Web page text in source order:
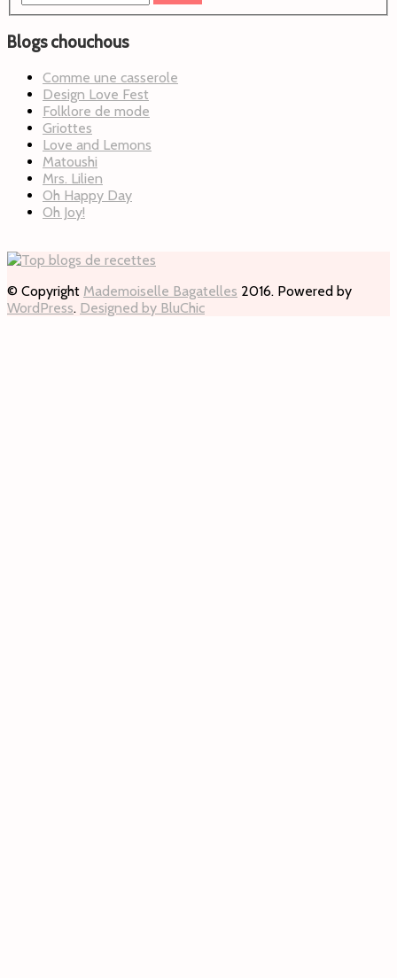
Blogs chouchous
Comme une casserole
Design Love Fest
Folklore de mode
Griottes
Love and Lemons
Matoushi
Mrs. Lilien
Oh Happy Day
Oh Joy!
© Copyright Mademoiselle Bagatelles 2016. Powered by
WordPress. Designed by BluChic